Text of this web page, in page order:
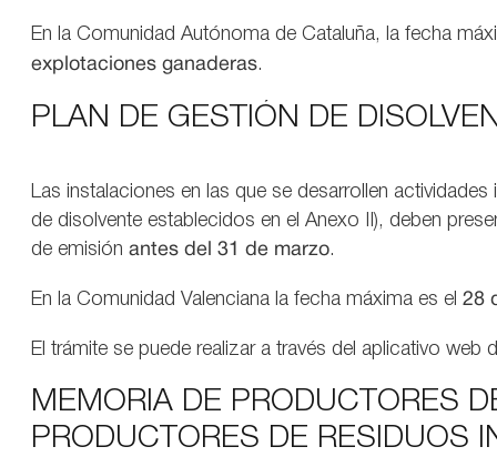
En la Comunidad Autónoma de Cataluña, la fecha
explotaciones ganaderas.
PLAN DE GESTIÓN DE
Las instalaciones en las que se desarrollen
de disolvente establecidos en el Anexo II), deben
de emisión antes del 31 de marzo.
En la Comunidad Valenciana la fecha máxima es el 28
El trámite se puede realizar a través del aplicativo
MEMORIA DE PRODUCTORES
PRODUCTORES DE RESIDUOS